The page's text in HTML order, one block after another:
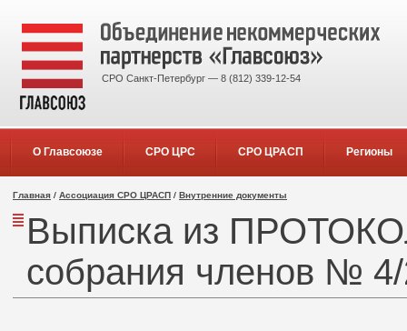
СРО Санкт-Петербург — 8 (812) 339-12-54
О Главсоюзе СРО ЦРС СРО ЦРАСП Регионы
Главная / Ассоциация СРО ЦРАСП / Внутренние документы
Выписка из
собрания членов № 4/